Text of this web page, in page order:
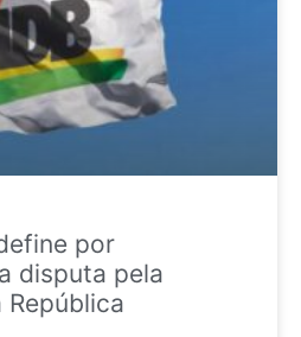
por
disputa pela
República